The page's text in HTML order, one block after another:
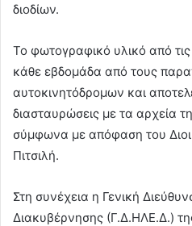
διοδίων.
Το φωτογραφικό υλικό από τις
κάθε εβδομάδα από τους
αυτοκινητόδρομων και
διασταυρώσεις με τα αρχεία
σύμφωνα με απόφαση του
Πιτσιλή.
Στη συνέχεια η Γενική
Διακυβέρνησης (Γ.Δ.ΗΛΕ.Δ.)